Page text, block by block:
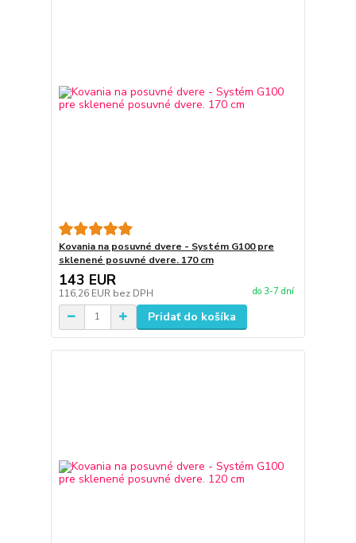
Kovania na posuvné dvere - Systém G100 pre
sklenené posuvné dvere. 170 cm
143 EUR
116,26 EUR bez DPH do 3-7 dní
Pridať do košíka